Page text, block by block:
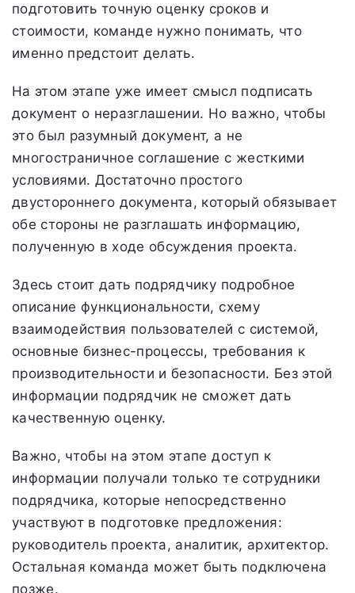
подготовить точную оценку сроков и
стоимости, команде нужно понимать, что
именно предстоит делать.
На этом этапе уже имеет смысл подписать
документ о неразглашении. Но важно, чтобы
это был разумный документ, а не
многостраничное соглашение с жесткими
условиями. Достаточно простого
двустороннего документа, который обязывает
обе стороны не разглашать информацию,
полученную в ходе обсуждения проекта.
Здесь стоит дать подрядчику подробное
описание функциональности, схему
взаимодействия пользователей с системой,
основные бизнес-процессы, требования к
производительности и безопасности. Без этой
информации подрядчик не сможет дать
качественную оценку.
Важно, чтобы на этом этапе доступ к
информации получали только те сотрудники
подрядчика, которые непосредственно
участвуют в подготовке предложения:
руководитель проекта, аналитик, архитектор.
Остальная команда может быть подключена
позже.